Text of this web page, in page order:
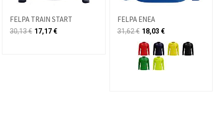
FELPA TRAIN START
30,13€ 17,17€
FELPA ENEA
31,62€ 18,03 €